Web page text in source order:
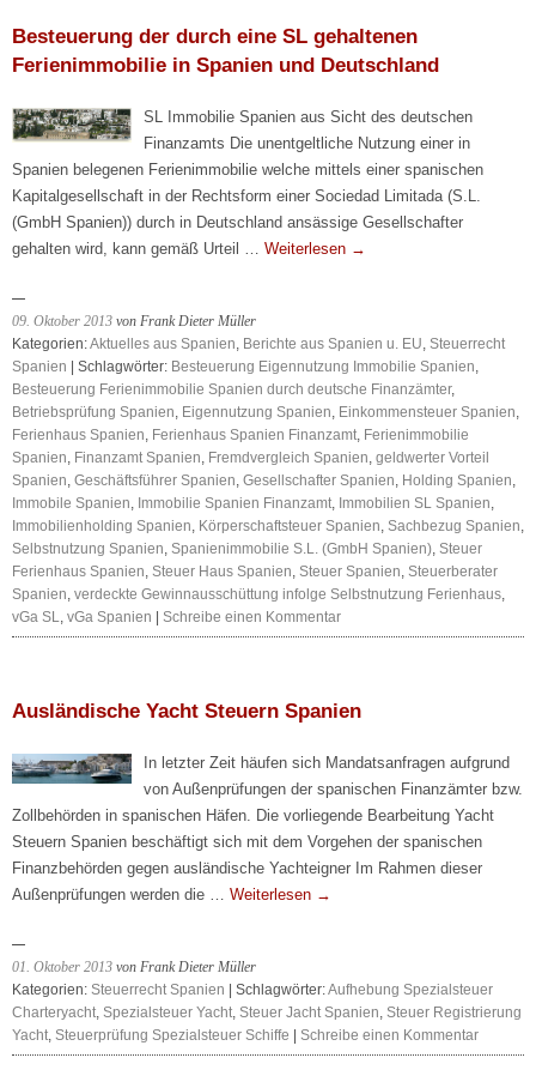
Besteuerung der durch eine SL gehaltenen
Ferienimmobilie in Spanien und Deutschland
SL Immobilie Spanien aus Sicht des deutschen
Finanzamts Die unentgeltliche Nutzung einer in
Spanien belegenen Ferienimmobilie welche mittels einer spanischen
Kapitalgesellschaft in der Rechtsform einer Sociedad Limitada (S.L.
(GmbH Spanien)) durch in Deutschland ansässige Gesellschafter
gehalten wird, kann gemäß Urteil … Weiterlesen →
09. Oktober 2013 von Frank Dieter Müller
Kategorien:Aktuelles aus Spanien, Berichte aus Spanien u. EU, Steuerrecht
Spanien | Schlagwörter: Besteuerung Eigennutzung Immobilie Spanien,
Besteuerung Ferienimmobilie Spanien durch deutsche Finanzämter,
Betriebsprüfung Spanien, Eigennutzung Spanien, Einkommensteuer Spanien,
Ferienhaus Spanien, Ferienhaus Spanien Finanzamt, Ferienimmobilie
Spanien, Finanzamt Spanien, Fremdvergleich Spanien, geldwerter Vorteil
Spanien, Geschäftsführer Spanien, Gesellschafter Spanien, Holding Spanien,
Immobile Spanien, Immobilie Spanien Finanzamt, Immobilien SL Spanien,
Immobilienholding Spanien, Körperschaftsteuer Spanien, Sachbezug Spanien,
Selbstnutzung Spanien, Spanienimmobilie S.L. (GmbH Spanien), Steuer
Ferienhaus Spanien, Steuer Haus Spanien, Steuer Spanien, Steuerberater
Spanien, verdeckte Gewinnausschüttung infolge Selbstnutzung Ferienhaus,
vGa SL, vGa Spanien Schreibe einen Kommentar
Ausländische Yacht Steuern Spanien
In letzter Zeit häufen sich Mandatsanfragen aufgrund
von Außenprüfungen der spanischen Finanzämter bzw.
Zollbehörden in spanischen Häfen. Die vorliegende Bearbeitung Yacht
Steuern Spanien beschäftigt sich mit dem Vorgehen der spanischen
Finanzbehörden gegen ausländische Yachteigner Im Rahmen dieser
Außenprüfungen werden die … Weiterlesen →
01. Oktober 2013 von Frank Dieter Müller
Kategorien: Steuerrecht Spanien | Schlagwörter:Aufhebung Spezialsteuer
Charteryacht, Spezialsteuer Yacht, Steuer Jacht Spanien, Steuer Registrierung
Yacht, Steuerprüfung Spezialsteuer Schiffe Schreibe einen Kommentar